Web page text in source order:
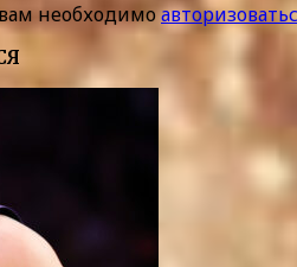
необходимо